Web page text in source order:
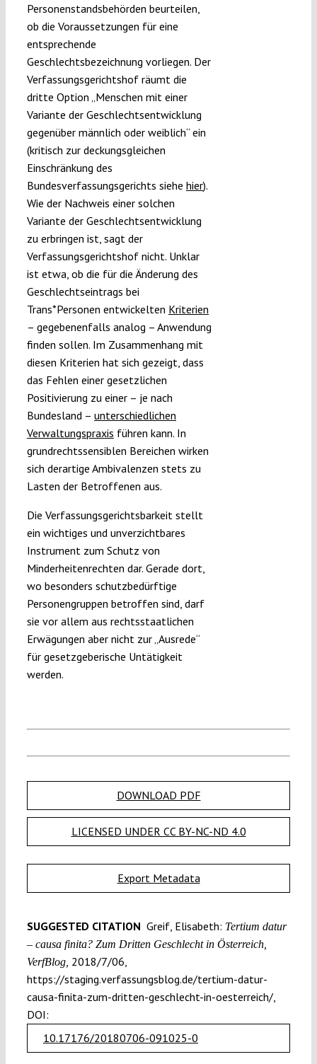
Personenstandsbehörden beurteilen,
ob die Voraussetzungen für eine
entsprechende
Geschlechtsbezeichnung vorliegen. Der
Verfassungsgerichtshof räumt die
dritte Option „Menschen mit einer
Variante der Geschlechtsentwicklung
gegenüber männlich oder weiblich“ ein
(kritisch zur deckungsgleichen
Einschränkung des
Bundesverfassungsgerichts siehe hier).
Wie der Nachweis einer solchen
Variante der Geschlechtsentwicklung
zu erbringen ist, sagt der
Verfassungsgerichtshof nicht. Unklar
ist etwa, ob die für die Änderung des
Geschlechtseintrags bei
Trans*Personen entwickelten Kriterien
– gegebenenfalls analog – Anwendung
finden sollen. Im Zusammenhang mit
diesen Kriterien hat sich gezeigt, dass
das Fehlen einer gesetzlichen
Positivierung zu einer – je nach
Bundesland – unterschiedlichen
Verwaltungspraxis führen kann. In
grundrechtssensiblen Bereichen wirken
sich derartige Ambivalenzen stets zu
Lasten der Betroffenen aus.
Die Verfassungsgerichtsbarkeit stellt
ein wichtiges und unverzichtbares
Instrument zum Schutz von
Minderheitenrechten dar. Gerade dort,
wo besonders schutzbedürftige
Personengruppen betroffen sind, darf
sie vor allem aus rechtsstaatlichen
Erwägungen aber nicht zur „Ausrede“
für gesetzgeberische Untätigkeit
werden.
DOWNLOAD PDF
LICENSED UNDER CC BY-NC-ND 4.0
Export Metadata
SUGGESTED CITATION Greif, Elisabeth: Tertium datur
– causa finita? Zum Dritten Geschlecht in Österreich,
VerfBlog, 2018/7/06,
https://staging.verfassungsblog.de/tertium-datur-
causa-finita-zum-dritten-geschlecht-in-oesterreich/,
DOI:
10.17176/20180706-091025-0